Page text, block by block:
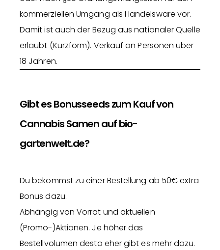
kommerziellen Umgang als Handelsware vor.
Damit ist auch der Bezug aus nationaler Quelle
erlaubt (Kurzform). Verkauf an Personen über
18 Jahren.
Gibt es Bonusseeds zum Kauf von
Cannabis Samen auf bio-
gartenwelt.de?
Du bekommst zu einer Bestellung ab 50€ extra
Bonus dazu.
Abhängig von Vorrat und aktuellen
(Promo-)Aktionen. Je höher das
Bestellvolumen desto eher gibt es mehr dazu.